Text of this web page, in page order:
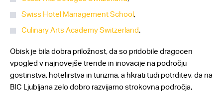
Swiss Hotel Management School,
Culinary Arts Academy Switzerland.
Obisk je bila dobra priložnost, da so pridobile dragocen
vpogled v najnovejše trende in inovacije na področju
gostinstva, hotelirstva in turizma, a hkrati tudi potrditev, da na
BIC Ljubljana zelo dobro razvijamo strokovna področja,